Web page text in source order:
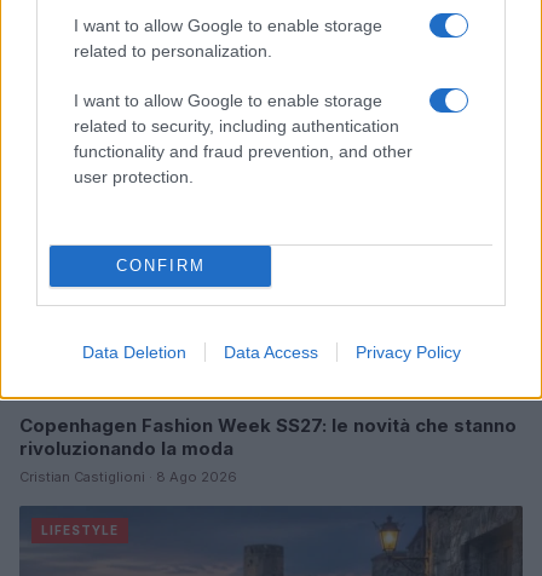
I want to allow Google to enable storage
related to personalization.
I want to allow Google to enable storage
related to security, including authentication
functionality and fraud prevention, and other
user protection.
CONFIRM
Data Deletion Data Access Privacy Policy
Matteo Pellegrino · 8 Ago 2026
Copenhagen Fashion Week SS27: le novità che stanno
rivoluzionando la moda
Cristian Castiglioni · 8 Ago 2026
LIFESTYLE